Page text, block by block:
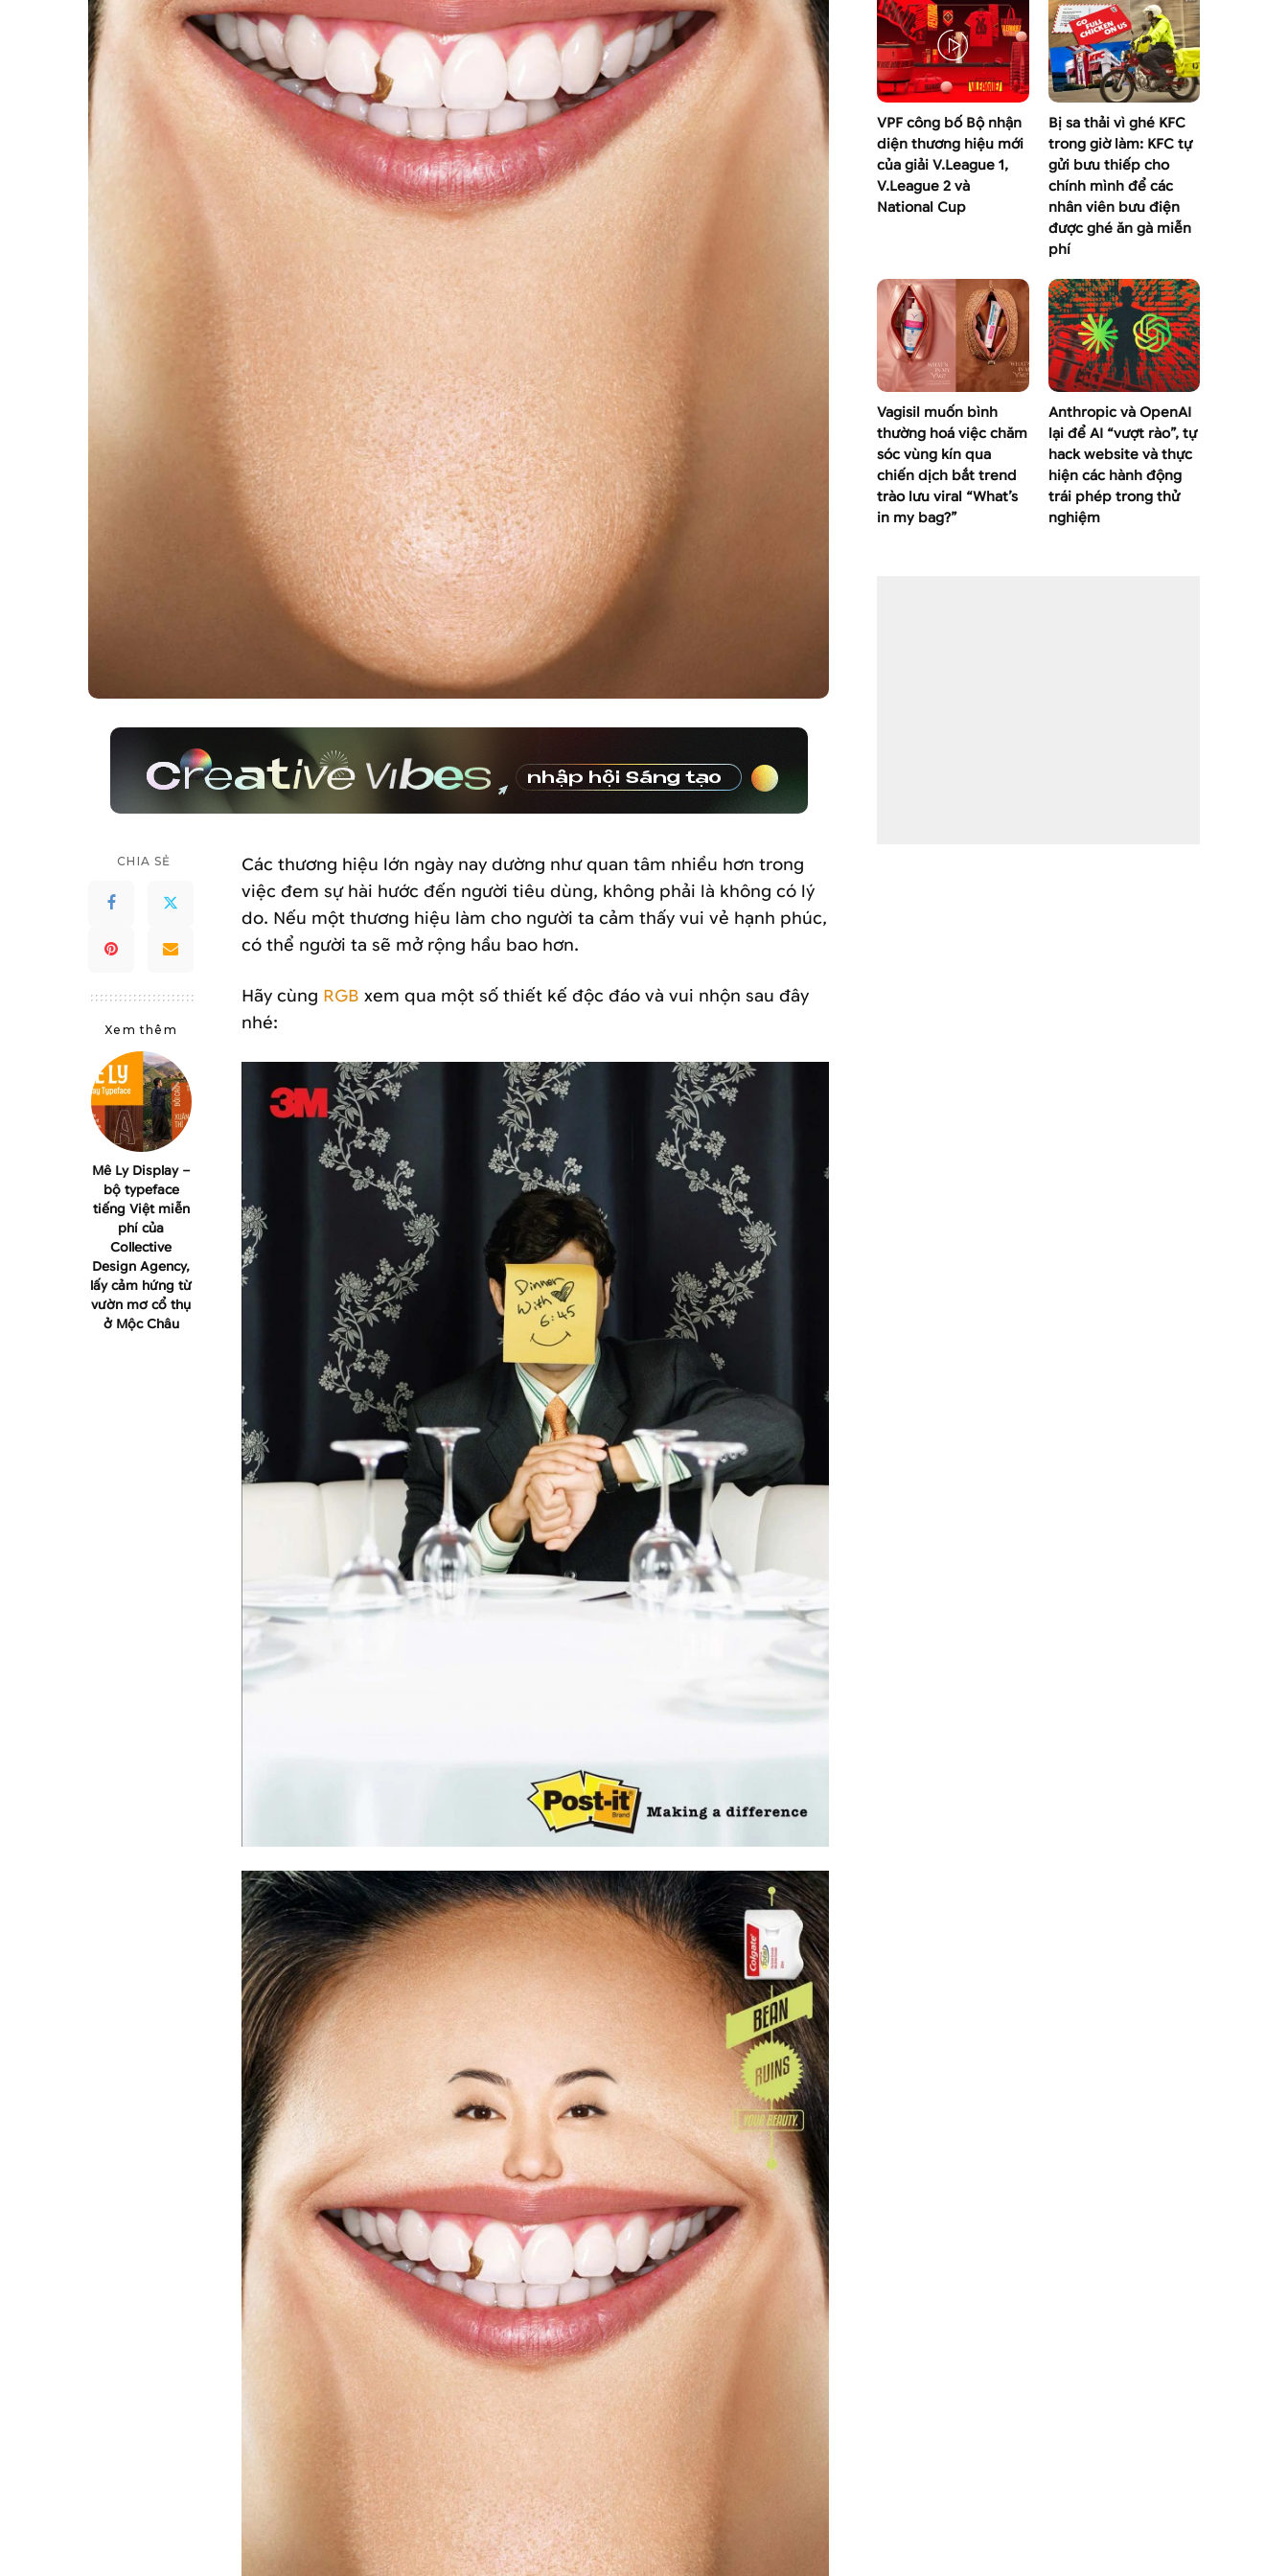
CHIA SẺ
Xem thêm
Mê Ly Display –
bộ typeface
tiếng Việt miễn
phí của
Collective
Design Agency,
lấy cảm hứng từ
vườn mơ cổ thụ
ở Mộc Châu
Các thương hiệu lớn ngày nay dường như quan tâm nhiều hơn trong
việc đem sự hài hước đến người tiêu dùng, không phải là không có lý
do. Nếu một thương hiệu làm cho người ta cảm thấy vui vẻ hạnh phúc,
có thể người ta sẽ mở rộng hầu bao hơn.
Hãy cùng RGB xem qua một số thiết kế độc đáo và vui nhộn sau đây
nhé:
VPF công bố Bộ nhận
diện thương hiệu mới
của giải V.League 1,
V.League 2 và
National Cup
Bị sa thải vì ghé KFC
trong giờ làm: KFC tự
gửi bưu thiếp cho
chính mình để các
nhân viên bưu điện
được ghé ăn gà miễn
phí
Vagisil muốn bình
thường hoá việc chăm
sóc vùng kín qua
chiến dịch bắt trend
trào lưu viral “What’s
in my bag?”
Anthropic và OpenAI
lại để AI “vượt rào”, tự
hack website và thực
hiện các hành động
trái phép trong thử
nghiệm